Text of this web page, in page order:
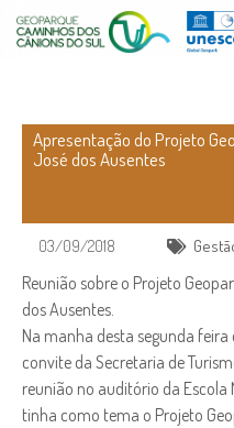
Apresentação do Projeto
José dos Ausentes
03/09/2018
Reunião sobre o Projeto
dos Ausentes.
Na manha desta segunda
convite da Secretaria de
reunião no auditório da Escola
tinha como tema o Projeto